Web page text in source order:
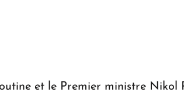
et le Premier ministre Nikol